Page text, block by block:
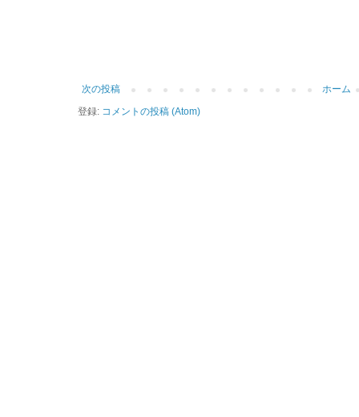
次の投稿
ホーム
登録: コメントの投稿 (Atom)